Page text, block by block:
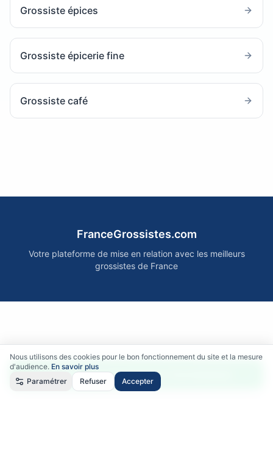
Nous utilisons des cookies pour le bon fonctionnement du site et la mesure
d'audience. En savoir plus
Paramétrer
Refuser Accepter
Grossiste épices
Grossiste épicerie fine
Grossiste café
Accéder gratuitement aux fournisseurs
FranceGrossistes.com
Votre plateforme de mise en relation avec les meilleurs
grossistes de France